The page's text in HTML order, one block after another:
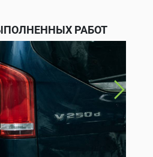
РАБОТ